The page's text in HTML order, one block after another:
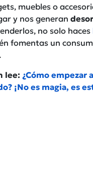
muebles o
y nos generan
no solo haces
fomentas un
lee: ¿Cómo empezar
¡No es magia, es